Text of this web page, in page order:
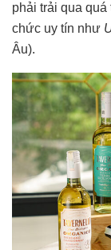
phải trải qua
chức uy tín như
Âu).